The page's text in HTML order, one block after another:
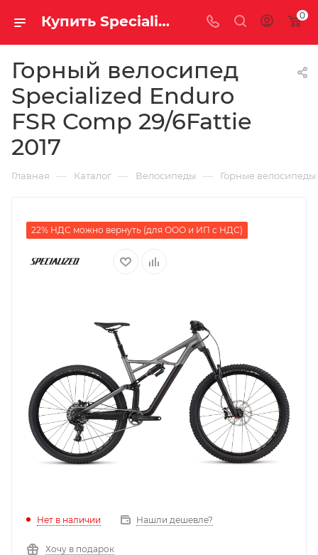
Купить Specialized Enduro FSR Comp 29/6Fattie 2017 за рублей, а со скидкой 0
Горный велосипед
Specialized Enduro
FSR Comp 29/6Fattie
2017
Главная — Каталог — Велосипеды — Горные велосипеды
22% НДС можно вернуть (для ООО и ИП с НДС)
Нет в наличии Нашли дешевле?
Хочу в подарок